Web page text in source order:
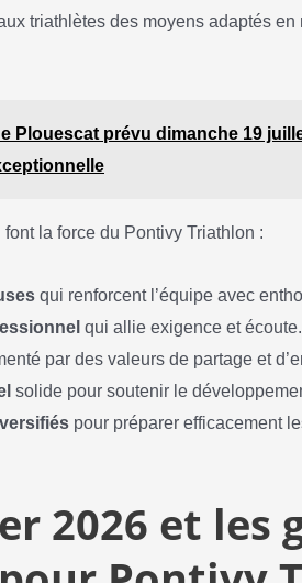
triathlètes des moyens adaptés
Plouescat prévu dimanche 19
la force du Pontivy Triathlon :
qui renforcent l’équipe avec
qui allie exigence et écoute.
par des valeurs de partage et
solide pour soutenir le
pour préparer efficacement
2026 et les